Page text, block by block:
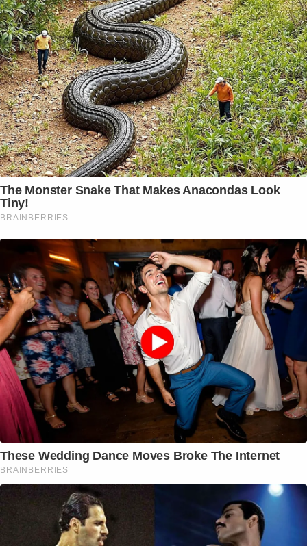
The Monster Snake That Makes Anacondas Look
Tiny!
BRAINBERRIES
These Wedding Dance Moves Broke The Internet
BRAINBERRIES